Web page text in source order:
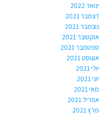
ינואר 2022
דצמבר 2021
נובמבר 2021
אוקטובר 2021
ספטמבר 2021
אוגוסט 2021
יולי 2021
יוני 2021
מאי 2021
אפריל 2021
מרץ 2021